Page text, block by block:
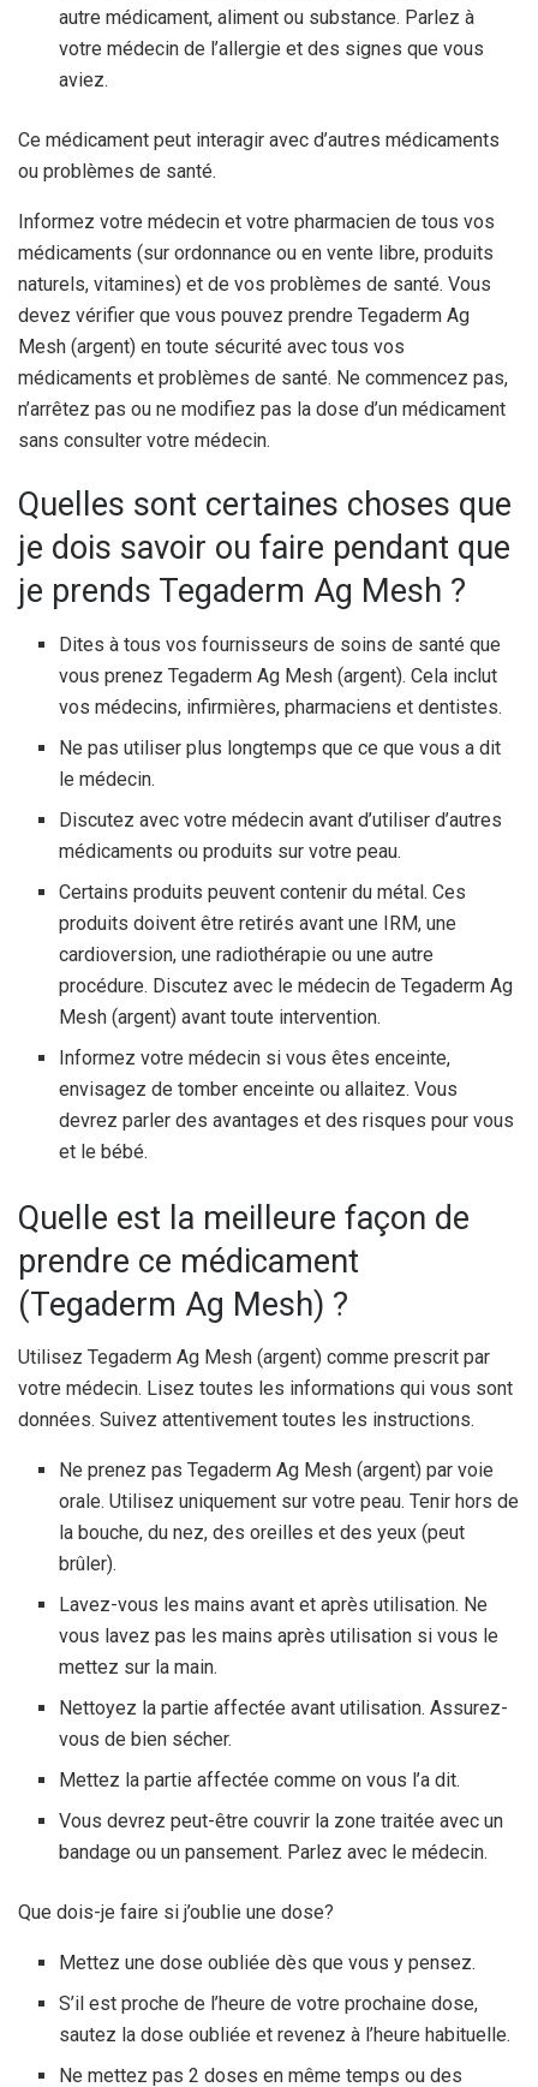
autre médicament, aliment ou substance. Parlez à
votre médecin de l’allergie et des signes que vous
aviez.
Ce médicament peut interagir avec d’autres médicaments
ou problèmes de santé.
Informez votre médecin et votre pharmacien de tous vos
médicaments (sur ordonnance ou en vente libre, produits
naturels, vitamines) et de vos problèmes de santé. Vous
devez vérifier que vous pouvez prendre Tegaderm Ag
Mesh (argent) en toute sécurité avec tous vos
médicaments et problèmes de santé. Ne commencez pas,
n’arrêtez pas ou ne modifiez pas la dose d’un médicament
sans consulter votre médecin.
Quelles sont certaines choses que
je dois savoir ou faire pendant que
je prends Tegaderm Ag Mesh ?
Dites à tous vos fournisseurs de soins de santé que
vous prenez Tegaderm Ag Mesh (argent). Cela inclut
vos médecins, infirmières, pharmaciens et dentistes.
Ne pas utiliser plus longtemps que ce que vous a dit
le médecin.
Discutez avec votre médecin avant d’utiliser d’autres
médicaments ou produits sur votre peau.
Certains produits peuvent contenir du métal. Ces
produits doivent être retirés avant une IRM, une
cardioversion, une radiothérapie ou une autre
procédure. Discutez avec le médecin de Tegaderm Ag
Mesh (argent) avant toute intervention.
Informez votre médecin si vous êtes enceinte,
envisagez de tomber enceinte ou allaitez. Vous
devrez parler des avantages et des risques pour vous
et le bébé.
Quelle est la meilleure façon de
prendre ce médicament
(Tegaderm Ag Mesh) ?
Utilisez Tegaderm Ag Mesh (argent) comme prescrit par
votre médecin. Lisez toutes les informations qui vous sont
données. Suivez attentivement toutes les instructions.
Ne prenez pas Tegaderm Ag Mesh (argent) par voie
orale. Utilisez uniquement sur votre peau. Tenir hors de
la bouche, du nez, des oreilles et des yeux (peut
brûler).
Lavez-vous les mains avant et après utilisation. Ne
vous lavez pas les mains après utilisation si vous le
mettez sur la main.
Nettoyez la partie affectée avant utilisation. Assurez-
vous de bien sécher.
Mettez la partie affectée comme on vous l’a dit.
Vous devrez peut-être couvrir la zone traitée avec un
bandage ou un pansement. Parlez avec le médecin.
Que dois-je faire si j’oublie une dose?
Mettez une dose oubliée dès que vous y pensez.
S’il est proche de l’heure de votre prochaine dose,
sautez la dose oubliée et revenez à l’heure habituelle.
Ne mettez pas 2 doses en même temps ou des